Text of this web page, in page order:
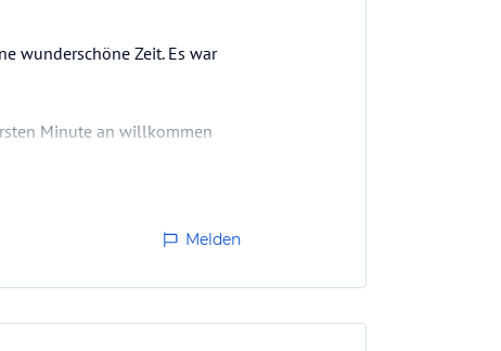
wunderschöne Zeit. Es war
Minute an willkommen
mit Kindern etwas zu
Melden